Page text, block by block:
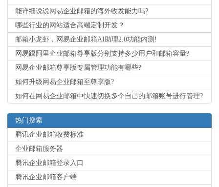
能详细说说网易企业邮箱的海外收发能力吗?
哪些行业的网站适合高端定制开发？
邮箱小龙虾，网易企业邮箱AI助理2.0功能内测!
网易跟阿里企业邮箱尊享版分别支持多少用户和邮箱容量?
网易企业邮箱尊享版专属管理功能有哪些?
如何升级网易企业邮箱至尊享版?
如何在网易企业邮箱中快速切换多个自己的邮箱账号进行管理?
热门搜索
腾讯企业邮箱收费标准
企业邮箱服务器
腾讯企业邮箱登录入口
腾讯企业邮箱客户端